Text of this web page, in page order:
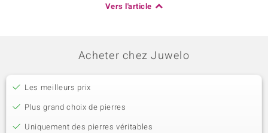
Vers l'article
Acheter chez Juwelo
Les meilleurs prix
Plus grand choix de pierres
Uniquement des pierres véritables